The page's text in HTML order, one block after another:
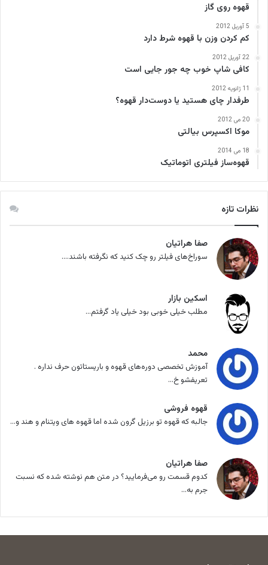
قهوه روی گاز
5 آوریل 2012
کم کردن وزن با قهوه شرط دارد
22 آوریل 2012
کافی‌ شاپ خوب چه جور جایی است
11 ژانویه 2012
طرفدار چای هستید یا دوست‌دار قهوه؟
20 می 2012
موکا اکسپرس بیالتی
18 می 2014
قهوه‌ساز فیلتری اتوماتیک
نظرات تازه
صفا هراتیان
سوراخ‌های فیلتر رو چک کنید که نگرفته باشند....
اسکین بازار
مطلب خیلی خوبی بود خیلی یاد گرفتم...
محمد
آموزش تخصصی دوره‌های قهوه و باریستاتون حرف نداره .
تعریفشو خ...
قهوه فروشی
جالبه که قهوه تو برزیل گرون شده اما قهوه های ویتنام و هند و...
صفا هراتیان
کدوم قسمت رو می‌فرمایید؟ در متن هم نوشته شده که نسبت
جرم به...